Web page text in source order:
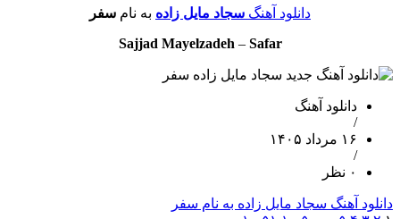
دانلود آهنگ سجاد مایل زاده به نام سفر
Sajjad Mayelzadeh – Safar
دانلود آهنگ
/
۱۶ مرداد ۱۴۰۵
/
۰ نظر
دانلود آهنگ سجاد مایل زاده به نام سفر